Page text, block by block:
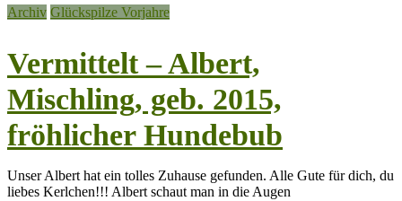
Archiv Glückspilze Vorjahre
Vermittelt – Albert,
Mischling, geb. 2015,
fröhlicher Hundebub
Unser Albert hat ein tolles Zuhause gefunden. Alle Gute für dich, du
liebes Kerlchen!!! Albert schaut man in die Augen